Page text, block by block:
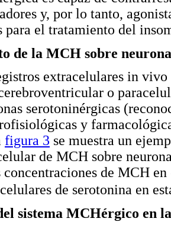
y, por lo tanto,
para el tratamiento del
de la MCH sobre
extracelulares in
o
serotoninérgicas
y
figura 3 se muestra un
de MCH sobre
concentraciones de MCH
de serotonina en
sistema MCHérgico en